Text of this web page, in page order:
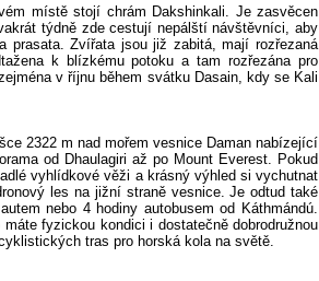
místě stojí chrám Dakshinkali. Je zasvěcen
týdně zde cestují nepálští návštěvníci, aby
Zvířata jsou již zabitá, mají rozřezaná
k blízkému potoku a tam rozřezána pro
v říjnu během svátku Dasain, kdy se Kali
2322 m nad mořem vesnice Daman nabízející
od Dhaulagiri až po Mount Everest. Pokud
vyhlídkové věži a krásný výhled si vychutnat
les na jižní straně vesnice. Je odtud také
nebo 4 hodiny autobusem od Káthmándú.
fyzickou kondici i dostatečně dobrodružnou
tras pro horská kola na světě.